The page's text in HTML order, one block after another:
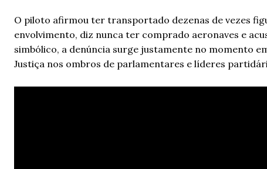
O piloto afirmou ter transportado dezenas de vezes
envolvimento, diz nunca ter comprado aeronaves e
simbólico, a denúncia surge justamente no momento
Justiça nos ombros de parlamentares e líderes